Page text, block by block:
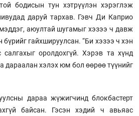
бодисын тун хэтрүүлэн хэрэглэж
даруй тархав. Гэвч Ди Каприо
аюултай шугамыг хэзээ ч давж
бүрийг гайхшируулсан. “Би хэзээ ч хэн
салгахыг оролдохгүй. Хэрэв та хүнд
дараалан хэлэх юм бол өөрөө түүнийг
дараа жүжигчинд блокбастерт
байсан. Гэсэн хэдий ч авьяас